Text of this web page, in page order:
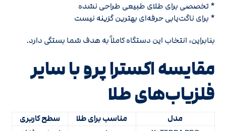
* تخصصی برای طلای طبیعی طراحی نشده
* برای ناگت‌یابی حرفه‌ای بهترین گزینه نیست
بنابراین، انتخاب این دستگاه کاملاً به هدف شما بستگی دارد.
مقایسه اکسترا پرو با سایر
فلزیاب‌های طلا
مدل مناسب برای طلا سطح کاربری